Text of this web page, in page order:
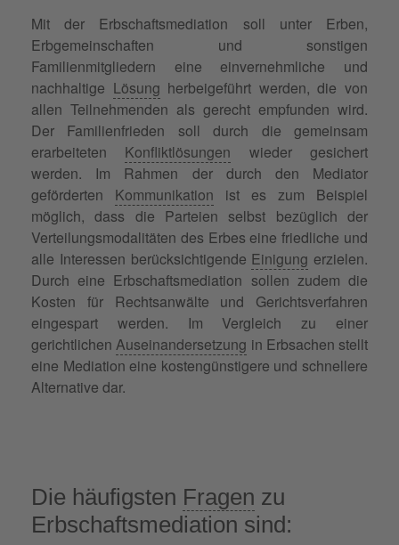
Mit der Erbschaftsmediation soll unter Erben,
Erbgemeinschaften und sonstigen
Familienmitgliedern eine einvernehmliche und
nachhaltige Lösung herbeigeführt werden, die von
allen Teilnehmenden als gerecht empfunden wird.
Der Familienfrieden soll durch die gemeinsam
erarbeiteten Konfliktlösungen wieder gesichert
werden. Im Rahmen der durch den Mediator
geförderten Kommunikation ist es zum Beispiel
möglich, dass die Parteien selbst bezüglich der
Verteilungsmodalitäten des Erbes eine friedliche und
alle Interessen berücksichtigende Einigung erzielen.
Durch eine Erbschaftsmediation sollen zudem die
Kosten für Rechtsanwälte und Gerichtsverfahren
eingespart werden. Im Vergleich zu einer
gerichtlichenAuseinandersetzung in Erbsachen stellt
eine Mediation eine kostengünstigere und schnellere
Alternative dar.
Die häufigsten Fragen zu
Erbschaftsmediation sind: